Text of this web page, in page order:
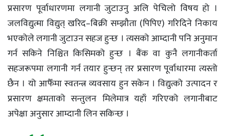
प्रसारण पूर्वाधारणमा लगानी जुटाउनु अलि पेचिलो विषय हो ।
जलविद्युत्मा विद्युत् खरिद–बिक्री सम्झौता (पिपिए) गरिदिने निकाय
भएकोले लगानी जुटाउन सहज हुन्छ । त्यसको आम्दानी पनि अनुमान
गर्न सकिने निश्चित किसिमको हुन्छ । बैंक वा कुनै लगानीकर्ता
सहजरूपमा लगानी गर्न तयार हुन्छन् तर प्रसारण पूर्वाधारमा त्यस्तो
छैन । यो आफैँमा स्वतन्त्र व्यवसाय हुन सकेन । विद्युत्को उत्पादन र
प्रसारण क्षमताको सन्तुलन मिलेमात्र यहाँ गरिएको लगानीबाट
अपेक्षा अनुसार आम्दानी लिन सकिन्छ ।